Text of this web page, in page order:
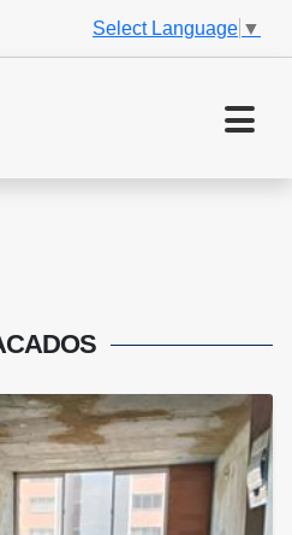
Select Language ▼